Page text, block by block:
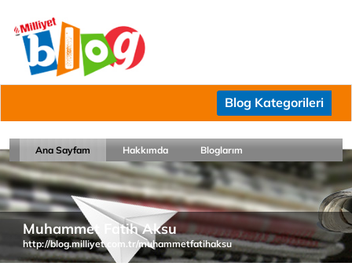
Blog Kategorileri
Ana Sayfam Hakkımda Bloglarım
Muhammet Fatih Aksu
http://blog.milliyet.com.tr/muhammetfatihaksu